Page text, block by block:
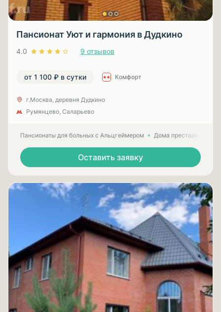
Пансионат Уют и гармония в Дудкино
4.0 9 отзывов
от 1 100 ₽ в сутки Комфорт
г.Москва, деревня Дудкино
Румянцево, Саларьево
Пансионаты для больных с Альцгеймером Дома престарелых
Оставить заявку